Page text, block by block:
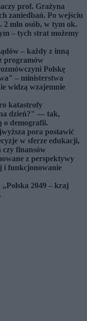
prof. Grażyna
zaniedbań. Po wejściu
2 mln osób, w tym ok.
– tych strat możemy
– każdy z inną
programów
Polskę
– ministerstwa
widzą wzajemnie
katastrofy
dzień?" — tak,
o demografii.
pora postawić
w sferze edukacji,
finansów
z perspektywy
i funkcjonowanie
2049 – kraj
.